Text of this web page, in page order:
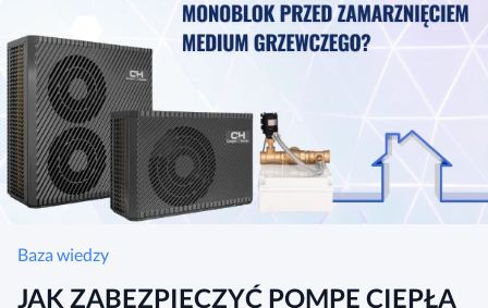
Baza wiedzy
JAK ZABEZPIECZYĆ POMPĘ CIEPŁA